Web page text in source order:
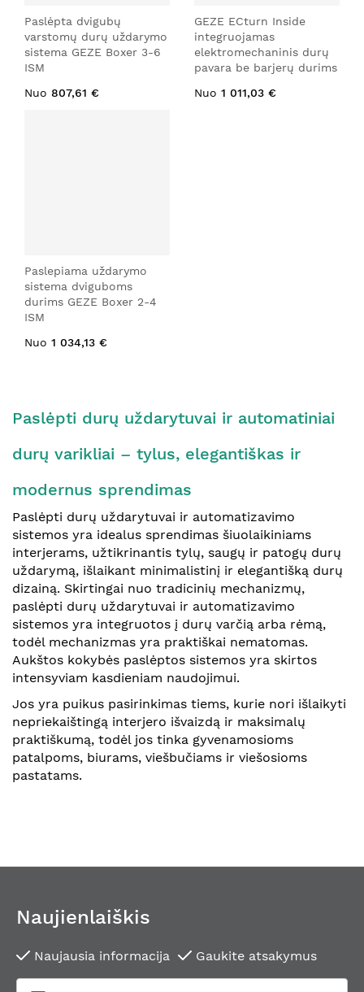
Paslėpta dvigubų
varstomų durų uždarymo
sistema GEZE Boxer 3-6
ISM
Nuo 807,61 €
GEZE ECturn Inside
integruojamas
elektromechaninis durų
pavara be barjerų durims
Nuo 1 011,03 €
Paslepiama uždarymo
sistema dviguboms
durims GEZE Boxer 2-4
ISM
Nuo 1 034,13 €
Paslėpti durų uždarytuvai ir automatiniai
durų varikliai – tylus, elegantiškas ir
modernus sprendimas
Paslėpti durų uždarytuvai ir automatizavimo
sistemos yra idealus sprendimas šiuolaikiniams
interjerams, užtikrinantis tylų, saugų ir patogų durų
uždarymą, išlaikant minimalistinį ir elegantišką durų
dizainą. Skirtingai nuo tradicinių mechanizmų,
paslėpti durų uždarytuvai ir automatizavimo
sistemos yra integruotos į durų varčią arba rėmą,
todėl mechanizmas yra praktiškai nematomas.
Aukštos kokybės paslėptos sistemos yra skirtos
intensyviam kasdieniam naudojimui.
Jos yra puikus pasirinkimas tiems, kurie nori išlaikyti
nepriekaištingą interjero išvaizdą ir maksimalų
praktiškumą, todėl jos tinka gyvenamosioms
patalpoms, biurams, viešbučiams ir viešosioms
pastatams.
Naujienlaiškis
Naujausia informacija Gaukite atsakymus